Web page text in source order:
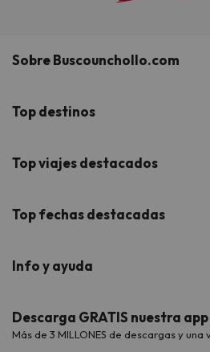
Sobre Buscounchollo.com
¿Quiénes somos?
Buscounchollo en los medios
Proveedores
Viajes para grupos
Top destinos
Hoteles Andalucía
Hoteles Cataluña
Hoteles Galicia
Top viajes destacados
Viajes con Niños
Viajes de Novios
Chollos con Todo Incluido
Top fechas destacadas
Verano
Vacaciones en Agosto
Info y ayuda
Contáctanos
Preguntas frecuentes
Descarga GRATIS nuestra app
Más de 3 MILLONES de descargas y una